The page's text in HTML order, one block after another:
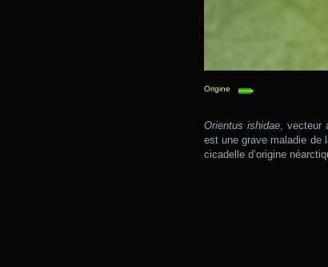
Origine
Orientus ishidae ,
est une grave maladie de
cicadelle d’origine